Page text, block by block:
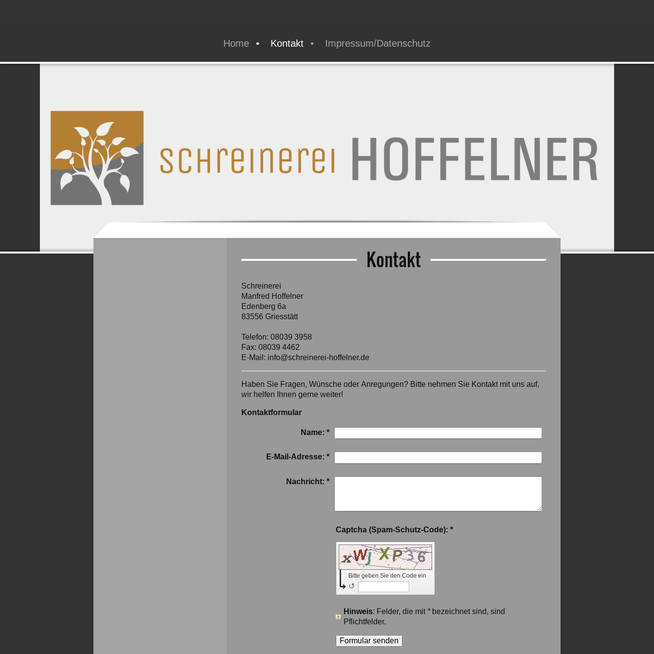
Home Kontakt Impressum/Datenschutz
Kontakt
Schreinerei
Manfred Hoffelner
Edenberg 6a
83556 Griesstätt
Telefon: 08039 3958
Fax: 08039 4462
E-Mail: info@schreinerei-hoffelner.de
Haben Sie Fragen, Wünsche oder Anregungen? Bitte nehmen Sie Kontakt mit uns auf,
wir helfen Ihnen gerne weiter!
Kontaktformular
Name: *
E-Mail-Adresse: *
Nachricht: *
Captcha (Spam-Schutz-Code): *
Bitte geben Sie den Code ein
↺
Hinweis : Felder, die mit *bezeichnet sind, sind
Pflichtfelder.